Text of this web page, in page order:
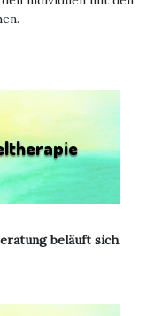
beläuft sich